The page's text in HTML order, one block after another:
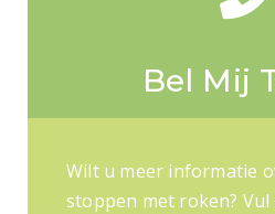
Bel Mij
Wilt u meer informatie
stoppen met roken?